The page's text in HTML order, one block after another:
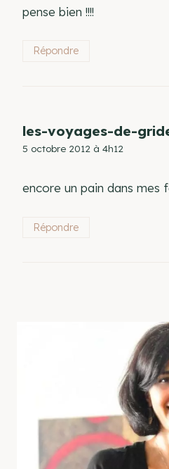
pense bien !!!!
Répondre
les-voyages-de-
5 octobre 2012 à 4h12
encore un pain dans mes
Répondre